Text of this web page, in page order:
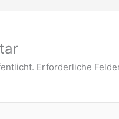
Erforderliche